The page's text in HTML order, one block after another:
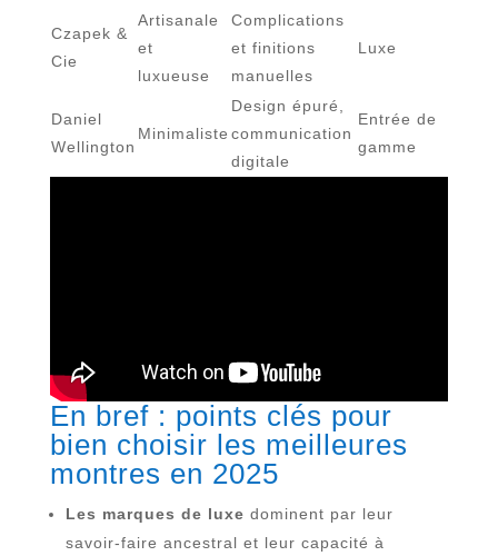
Czapek &
Cie
Artisanale
et
luxueuse
Complications
et finitions
manuelles
Luxe
Daniel
Wellington
Minimaliste
Design épuré,
communication
digitale
Entrée de
gamme
En bref : points clés pour
bien choisir les meilleures
montres en 2025
Les marques de luxe dominent par leur
savoir-faire ancestral et leur capacité à